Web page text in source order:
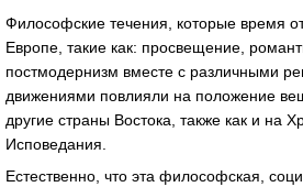
Философские течения, которые время
Европе, такие как: просвещение,
постмодернизм вместе с различными
движениями повлияли на положение
другие страны Востока, также как и на
Исповедания.
Естественно, что эта философская,